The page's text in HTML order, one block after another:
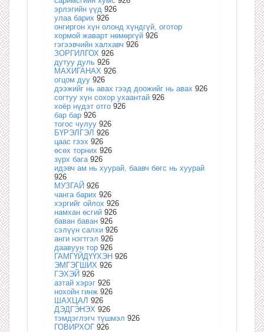
эрлэгийн үүд 926
улаа барих 926
онгиргон хүн олонд хүндгүй, оготор
хормой жаварт нөмөргүй 926
гэгээвчийн халхавч 926
ЗОРГИЛГОХ 926
дутуу дуль 926
МАХИГАНАХ 926
огцом дуу 926
дээжийг нь авах гээд доожийг нь авах 926
согтуу хүн сохор ухаантай 926
хоёр нүдэт отго 926
бар бар 926
тогос чулуу 926
БҮРЭЛГЭЛ 926
цаас гээх 926
өсөх торних 926
зүрх бага 926
идэвч ам нь хуурай, баавч бөгс нь хуурай
926
МУЗГАЙ 926
чанга барих 926
хэргийг ойлох 926
намхан өсгий 926
баван баван 926
сэлүүн салхи 926
анги нэгтгэл 926
даавуун тор 926
ГАМГҮЙДҮҮХЭН 926
ЭМГЭГШИХ 926
ГЭХЭЙ 926
азтай хэрэг 926
нохойн гинж 926
ШАХЦАЛ 926
ДЭДГЭНЭХ 926
тэмдэглэгч түшмэл 926
ГОВИРХОГ 926